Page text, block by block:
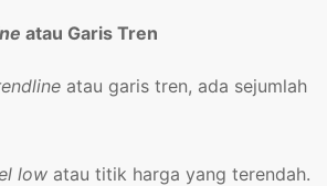
atau Garis Tren
atau garis tren, ada sejumlah
low atau titik harga yang terendah.